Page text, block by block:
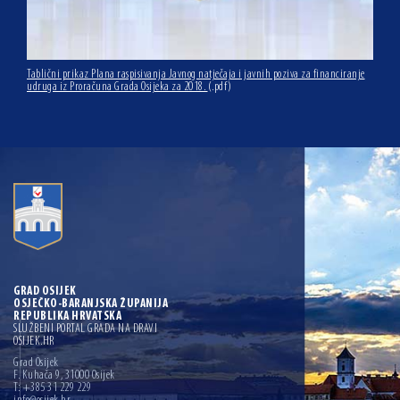
Tablični prikaz Plana raspisivanja Javnog natječaja i javnih poziva za financiranje
udruga iz Proračuna Grada Osijeka za 2018. (.pdf)
GRAD OSIJEK
OSJEČKO-BARANJSKA ŽUPANIJA
REPUBLIKA HRVATSKA
SLUŽBENI PORTAL GRADA NA DRAVI
OSIJEK.HR
Grad Osijek
F. Kuhača 9, 31000 Osijek
T: +385 31 229 229